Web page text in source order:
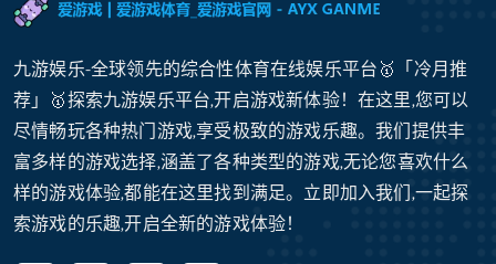
九游娱乐-全球领先的综合性体育在线娱乐平台🥇「冷月推
荐」🥇探索九游娱乐平台,开启游戏新体验！在这里,您可以
尽情畅玩各种热门游戏,享受极致的游戏乐趣。我们提供丰
富多样的游戏选择,涵盖了各种类型的游戏,无论您喜欢什么
样的游戏体验,都能在这里找到满足。立即加入我们,一起探
索游戏的乐趣,开启全新的游戏体验！